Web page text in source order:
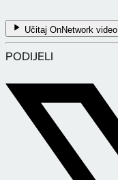
Učitaj OnNetwork video
PODIJELI